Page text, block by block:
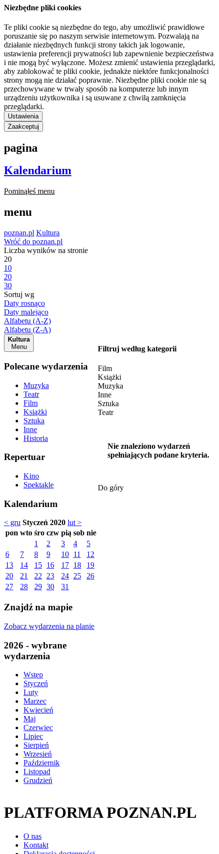
Niezbędne pliki cookies
Te pliki cookie są niezbędne do tego, aby umożliwić prawidłowe
poruszanie się po naszym serwisie internetowym. Pozwalają na
działanie niezbędnych funkcji strony takich jak logowanie,
ustawienia preferencji prywatności lub zapewnienie bezpieczeństwa
i nie mogą być wyłączone. Możesz zmienić ustawienia przeglądarki,
aby zablokować te pliki cookie, jednakże niektóre funkcjonalności
strony mogą nie działać poprawnie. Niezbędne pliki cookie nie są
przechowywane w trwały sposób na komputerze lub innym
urządzeniu użytkownika i są usuwane z chwilą zamknięcia
przeglądarki.
Ustawienia
Zaakceptuj
pagina
Kalendarium
Pominąłeś menu
menu
poznan.pl Kultura
Wróć do poznan.pl
Liczba wyników na stronie
20
10
20
30
Sortuj wg
Daty rosnąco
Daty malejąco
Alfabetu (A-Z)
Alfabetu (Z-A)
Kultura
Menu
Polecane wydarzenia
Muzyka
Teatr
Film
Książki
Sztuka
Inne
Historia
Repertuar
Kino
Spektakle
Kalendarium
< gru Styczeń 2020 lut >
pon wto śro czw pią sob nie
1
2 3 4
5
6
7 8 9 10 11
12
13
14 15 16 17 18
19
20
21 22 23 24 25
26
27
28 29 30 31
Znajdź na mapie
Zobacz wydarzenia na planie
2026 - wybrane
wydarzenia
Wstęp
Styczeń
Luty
Marzec
Kwiecień
Maj
Czerwiec
Lipiec
Sierpień
Wrzesień
Październik
Listopad
Grudzień
Filtruj według kategorii
Film
Książki
Muzyka
Inne
Sztuka
Teatr
Nie znaleziono wydarzeń
spełniających podane kryteria.
Do góry
PLATFORMA POZNAN.PL
O nas
Kontakt